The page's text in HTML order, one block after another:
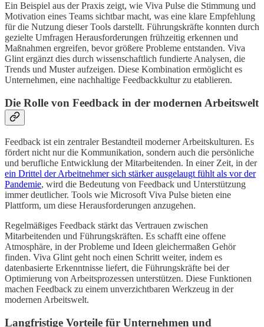
Ein Beispiel aus der Praxis zeigt, wie Viva Pulse die Stimmung und
Motivation eines Teams sichtbar macht, was eine klare Empfehlung
für die Nutzung dieser Tools darstellt. Führungskräfte konnten durch
gezielte Umfragen Herausforderungen frühzeitig erkennen und
Maßnahmen ergreifen, bevor größere Probleme entstanden. Viva
Glint ergänzt dies durch wissenschaftlich fundierte Analysen, die
Trends und Muster aufzeigen. Diese Kombination ermöglicht es
Unternehmen, eine nachhaltige Feedbackkultur zu etablieren.
Die Rolle von Feedback in der modernen Arbeitswelt
Feedback ist ein zentraler Bestandteil moderner Arbeitskulturen. Es
fördert nicht nur die Kommunikation, sondern auch die persönliche
und berufliche Entwicklung der Mitarbeitenden. In einer Zeit, in der
ein Drittel der Arbeitnehmer sich stärker ausgelaugt fühlt als vor der
Pandemie, wird die Bedeutung von Feedback und Unterstützung
immer deutlicher. Tools wie Microsoft Viva Pulse bieten eine
Plattform, um diese Herausforderungen anzugehen.
Regelmäßiges Feedback stärkt das Vertrauen zwischen
Mitarbeitenden und Führungskräften. Es schafft eine offene
Atmosphäre, in der Probleme und Ideen gleichermaßen Gehör
finden. Viva Glint geht noch einen Schritt weiter, indem es
datenbasierte Erkenntnisse liefert, die Führungskräfte bei der
Optimierung von Arbeitsprozessen unterstützen. Diese Funktionen
machen Feedback zu einem unverzichtbaren Werkzeug in der
modernen Arbeitswelt.
Langfristige Vorteile für Unternehmen und